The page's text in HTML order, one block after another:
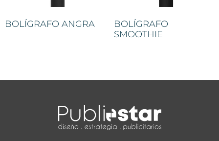
BOLÍGRAFO ANGRA
BOLÍGRAFO
SMOOTHIE